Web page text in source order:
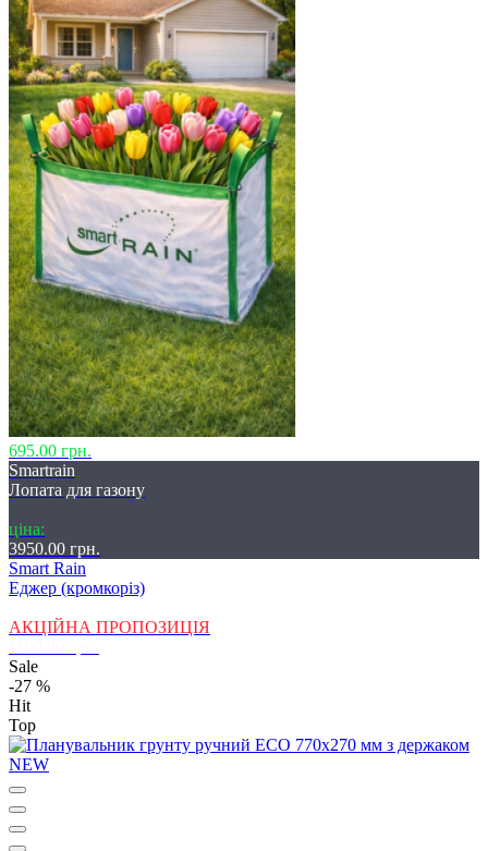
695.00 грн.
Smartrain
Лопата для газону
ціна:
3950.00 грн.
Smart Rain
Еджер (кромкоріз)
АКЦІЙНА ПРОПОЗИЦІЯ
Sale
-27 %
Hit
Top